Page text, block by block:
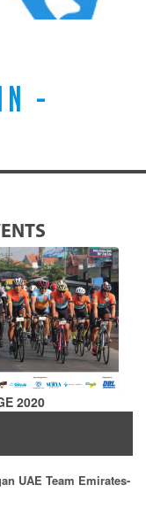
-
2020
UAE Team Emirates-